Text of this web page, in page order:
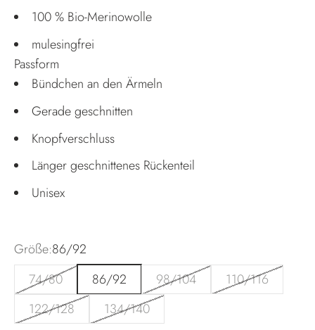
100 % Bio-Merinowolle
mulesingfrei
Passform
Bündchen an den Ärmeln
Gerade geschnitten
Knopfverschluss
Länger geschnittenes Rückenteil
Unisex
Größe:86/92
74/80
86/92 98/104
110/116
122/128
134/140